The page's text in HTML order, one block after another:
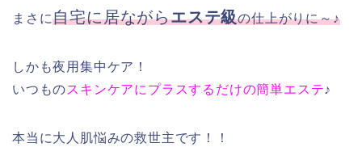
まさに自宅に居ながらエステ級の仕上がりに～♪
しかも夜用集中ケア！
いつものスキンケアにプラスするだけの簡単エステ♪
本当に大人肌悩みの救世主です！！